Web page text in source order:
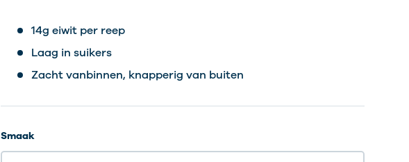
14g eiwit per reep
Laag in suikers
Zacht vanbinnen, knapperig van buiten
Smaak